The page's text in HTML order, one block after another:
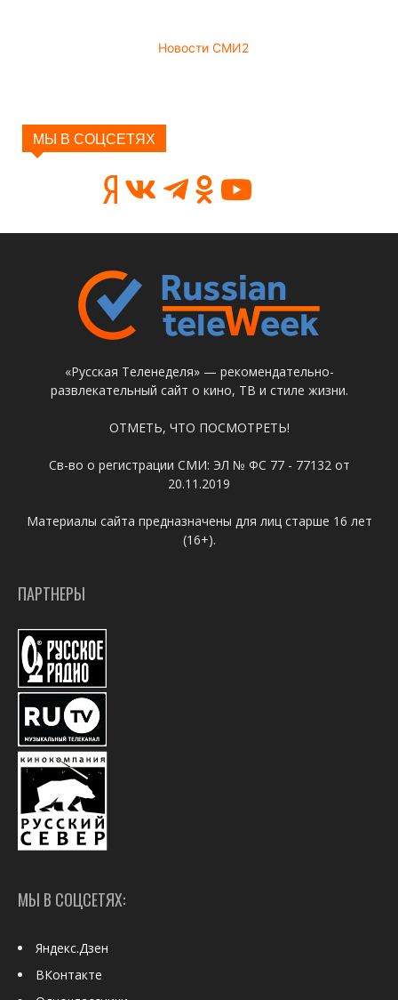
Новости СМИ2
МЫ В СОЦСЕТЯХ
«Русская Теленеделя» — рекомендательно-
развлекательный сайт о кино, ТВ и стиле жизни.
ОТМЕТЬ, ЧТО ПОСМОТРЕТЬ!
Св-во о регистрации СМИ: ЭЛ № ФС 77 - 77132 от
20.11.2019
Материалы сайта предназначены для лиц старше 16 лет
(16+).
ПАРТНЕРЫ
МЫ В СОЦСЕТЯХ:
Яндекс.Дзен
ВКонтакте